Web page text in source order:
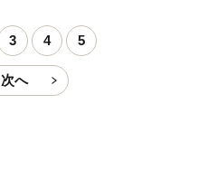
3 4 5
次へ